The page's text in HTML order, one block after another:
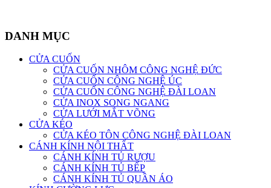
DANH MỤC
CỬA CUỐN
CỬA CUỐN NHÔM CÔNG NGHỆ ĐỨC
CỬA CUỐN CÔNG NGHỆ ÚC
CỬA CUỐN CÔNG NGHỆ ĐÀI LOAN
CỬA INOX SONG NGANG
CỬA LƯỚI MẮT VÕNG
CỬA KÉO
CỬA KÉO TÔN CÔNG NGHỆ ĐÀI LOAN
CÁNH KÍNH NỘI THẤT
CÁNH KÍNH TỦ RƯỢU
CÁNH KÍNH TỦ BẾP
CÁNH KÍNH TỦ QUẦN ÁO